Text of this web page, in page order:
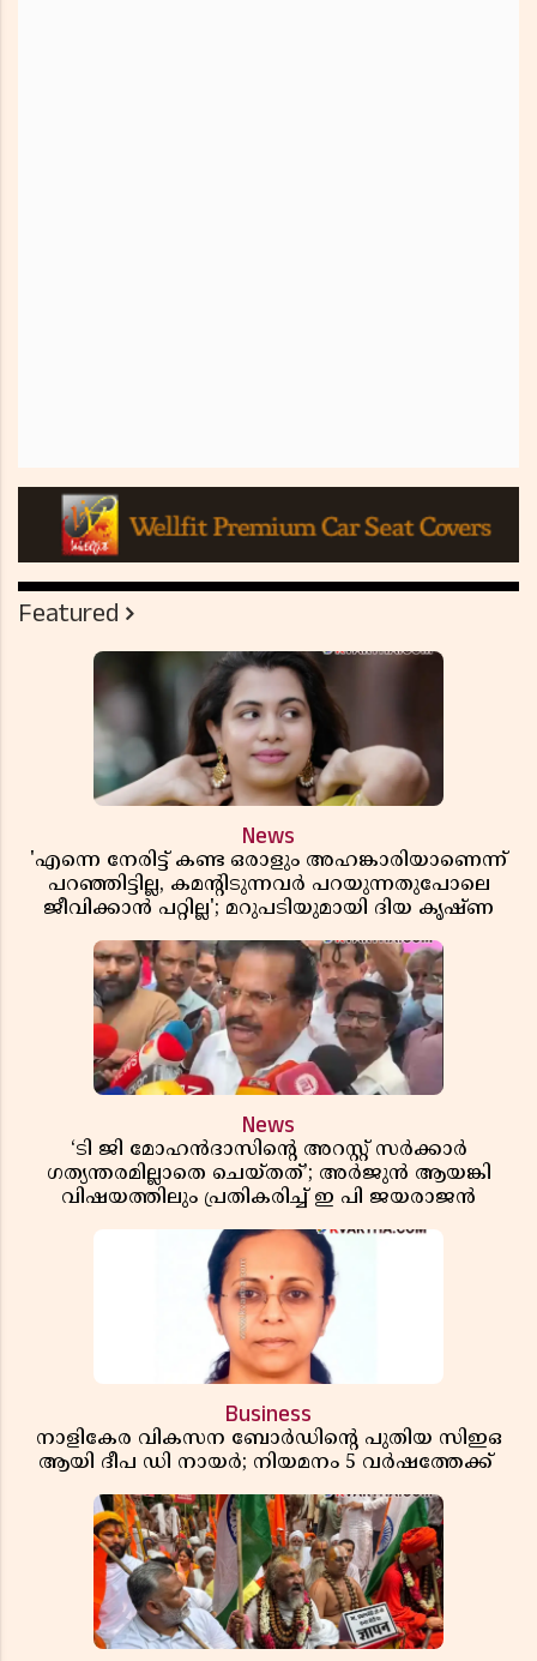
Featured
News
'എന്നെ നേരിട്ട് കണ്ട ഒരാളും അഹങ്കാരിയാണെന്ന്
പറഞ്ഞിട്ടില്ല, കമൻ്റിടുന്നവർ പറയുന്നതുപോലെ
ജീവിക്കാൻ പറ്റില്ല'; മറുപടിയുമായി ദിയ കൃഷ്ണ
News
‘ടി ജി മോഹൻദാസിൻ്റെ അറസ്റ്റ് സർക്കാർ
ഗത്യന്തരമില്ലാതെ ചെയ്തത്’; അർജുൻ ആയങ്കി
വിഷയത്തിലും പ്രതികരിച്ച് ഇ പി ജയരാജൻ
Business
നാളികേര വികസന ബോർഡിൻ്റെ പുതിയ സിഇഒ
ആയി ദീപ ഡി നായർ; നിയമനം 5 വർഷത്തേക്ക് ​​​​​​​